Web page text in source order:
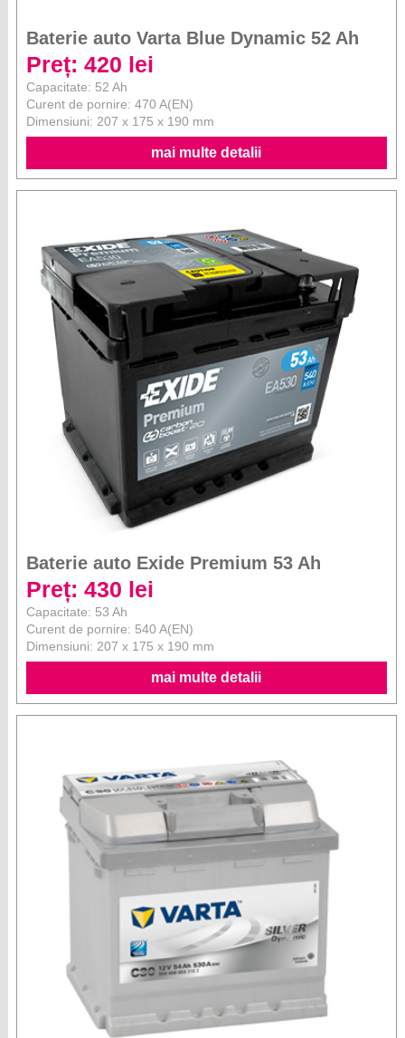
Baterie auto Varta Blue Dynamic 52 Ah
Preț: 420 lei
Capacitate: 52 Ah
Curent de pornire: 470 A(EN)
Dimensiuni: 207 x 175 x 190 mm
mai multe detalii
Baterie auto Exide Premium 53 Ah
Preț: 430 lei
Capacitate: 53 Ah
Curent de pornire: 540 A(EN)
Dimensiuni: 207 x 175 x 190 mm
mai multe detalii